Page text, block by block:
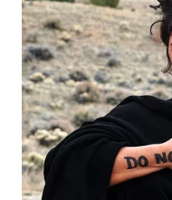
WN
LIKUPANG
WN
LABUANBAJO
WN
BORNEO